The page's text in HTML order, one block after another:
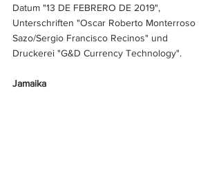
Datum "13 DE FEBRERO DE 2019",
Unterschriften "Oscar Roberto Monterroso
Sazo/Sergio Francisco Recinos" und
Druckerei "G&D Currency Technology".
Jamaika